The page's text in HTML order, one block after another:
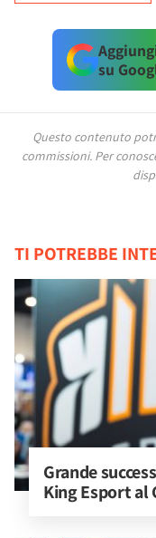
su
Questo contenuto
commissioni. Per
TI POTREBBE
Grande
King Esport al